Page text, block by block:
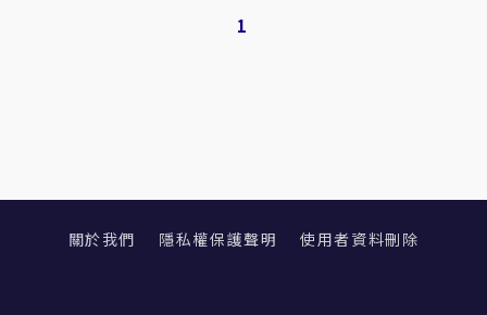
1
關於我們 隱私權保護聲明 使用者資料刪除